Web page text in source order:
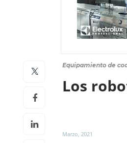
Equipamiento de
Los
Marzo, 2021